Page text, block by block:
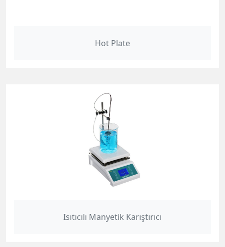
Hot Plate
Isıtıcılı Manyetik Karıştırıcı